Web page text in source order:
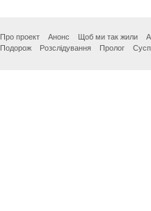
Про проект Анонс Щоб ми так жили
Подорож
Розслідування Пролог